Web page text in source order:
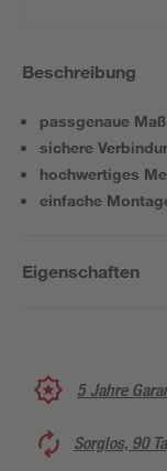
Beschreibung
passgenaue
sichere
hochwertiges
einfache
Eigenschaften
5 Jahre
Sorglos, 90